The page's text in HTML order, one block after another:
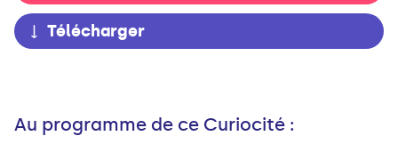
Télécharger
Au programme de ce Curiocité :